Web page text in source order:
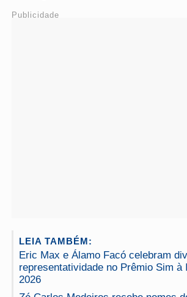
Publicidade
LEIA TAMBÉM:
Eric Max e Álamo Facó celebram
representatividade no Prêmio Sim à
2026